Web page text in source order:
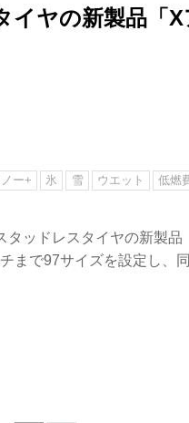
ヤの新製品「X
ー+ 氷 雪 ウエット 低燃
ッドレスタイヤの新製品
まで97サイズを設定し、